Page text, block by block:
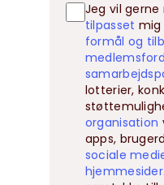
Jeg vil
tilpasset mig
formål og
lotterier,
organisation
apps,
sociale
hjemmesider